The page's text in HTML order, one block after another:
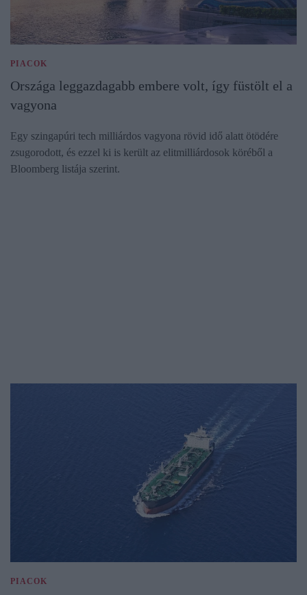
PIACOK
Országa leggazdagabb embere volt, így füstölt el a
vagyona
Egy szingapúri tech milliárdos vagyona rövid idő alatt ötödére
zsugorodott, és ezzel ki is került az elitmilliárdosok köréből a
Bloomberg listája szerint.
PIACOK